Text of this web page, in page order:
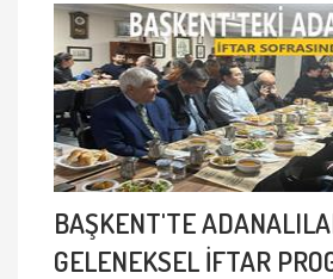
BAŞKENT'TE
GELENEKSEL İFTAR